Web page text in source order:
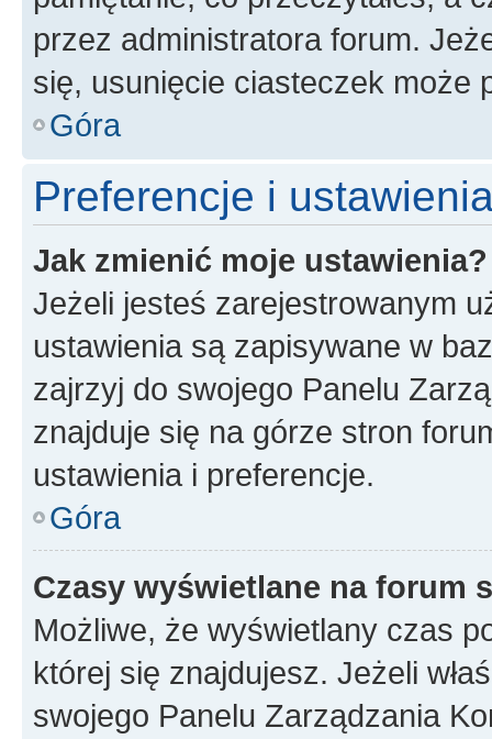
przez administratora forum.
się, usunięcie ciasteczek może
Góra
Preferencje i
Jak zmienić moje ustawienia?
Jeżeli jesteś zarejestrowanym
ustawienia są zapisywane w
zajrzyj do swojego Panelu
znajduje się na górze stron
ustawienia i preferencje.
Góra
Czasy wyświetlane na forum
Możliwe, że wyświetlany czas
której się znajdujesz. Jeżeli
swojego Panelu Zarządzania